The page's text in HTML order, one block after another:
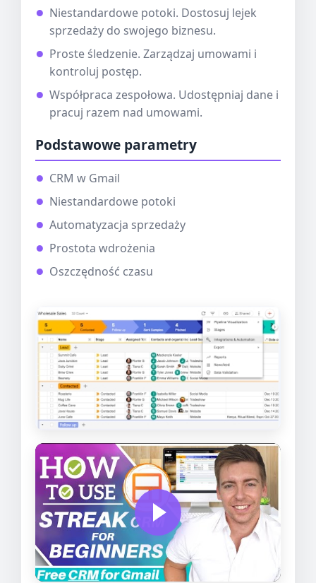
Niestandardowe potoki. Dostosuj lejek
sprzedaży do swojego biznesu.
Proste śledzenie. Zarządzaj umowami i
kontroluj postęp.
Współpraca zespołowa. Udostępniaj dane i
pracuj razem nad umowami.
Podstawowe parametry
CRM w Gmail
Niestandardowe potoki
Automatyzacja sprzedaży
Prostota wdrożenia
Oszczędność czasu